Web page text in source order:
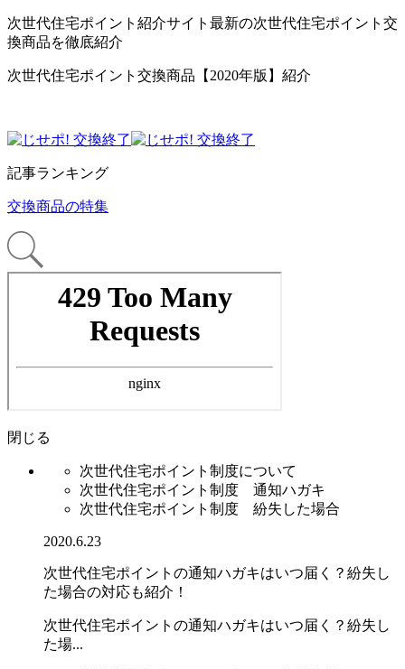
次世代住宅ポイント紹介サイト最新の次世代住宅ポイント交
換商品を徹底紹介
次世代住宅ポイント交換商品【2020年版】紹介
記事ランキング
交換商品の特集
閉じる
次世代住宅ポイント制度について
次世代住宅ポイント制度 通知ハガキ
次世代住宅ポイント制度 紛失した場合
2020.6.23
次世代住宅ポイントの通知ハガキはいつ届く？紛失し
た場合の対応も紹介！
次世代住宅ポイントの通知ハガキはいつ届く？紛失し
た場...